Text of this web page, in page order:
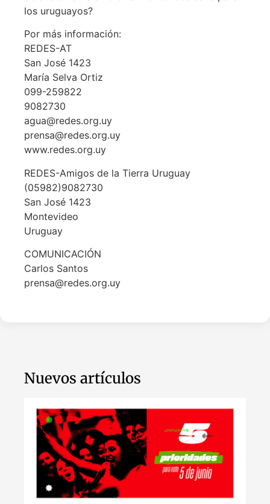
los uruguayos?
Por más información:
REDES-AT
San José 1423
María Selva Ortiz
099-259822
9082730
agua@redes.org.uy
prensa@redes.org.uy
www.redes.org.uy
REDES-Amigos de la Tierra Uruguay
(05982)9082730
San José 1423
Montevideo
Uruguay
COMUNICACIÓN
Carlos Santos
prensa@redes.org.uy
Nuevos artículos